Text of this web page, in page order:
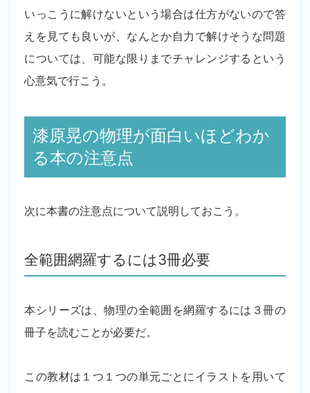
いっこうに解けないという場合は仕方がないので答
えを見ても良いが、なんとか自力で解けそうな問題
については、可能な限りまでチャレンジするという
心意気で行こう。
漆原晃の物理が面白いほどわか
る本の注意点
次に本書の注意点について説明しておこう。
全範囲網羅するには3冊必要
本シリーズは、物理の全範囲を網羅するには３冊の
冊子を読むことが必要だ。
この教材は１つ１つの単元ごとにイラストを用いて